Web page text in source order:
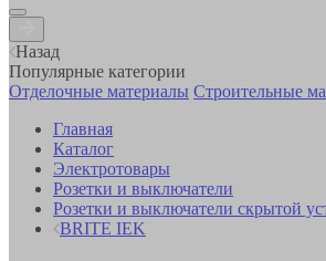
Назад
Популярные категории
Отделочные материалы Строительные
Главная
Каталог
Электротовары
Розетки и выключатели
Розетки и выключатели скрытой
BRITE IEK